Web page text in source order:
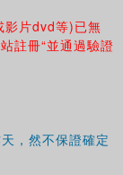
影片dvd等)已無
註冊“並通過驗證
，然不保證確定